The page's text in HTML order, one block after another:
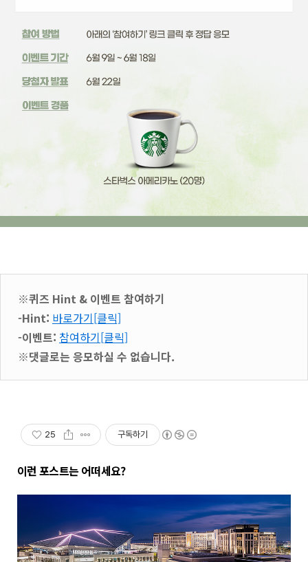
※퀴즈 Hint & 이벤트 참여하기
-Hint: 바로가기[클릭]
-이벤트: 참여하기[클릭]
※댓글로는 응모하실 수 없습니다.
25 구독하기
이런 포스트는 어떠세요?